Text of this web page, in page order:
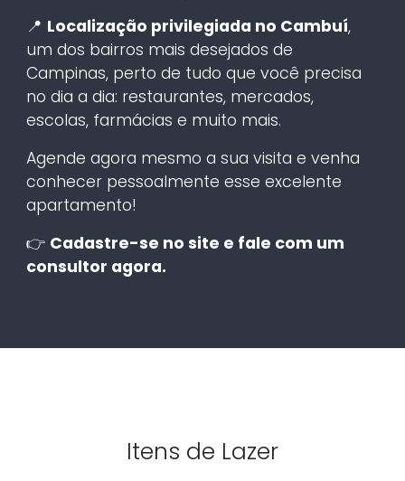
📍 Localização privilegiada no Cambuí,
um dos bairros mais desejados de
Campinas, perto de tudo que você precisa
no dia a dia: restaurantes, mercados,
escolas, farmácias e muito mais.
Agende agora mesmo a sua visita e venha
conhecer pessoalmente esse excelente
apartamento!
👉 Cadastre-se no site e fale com um
consultor agora.
Itens de Lazer